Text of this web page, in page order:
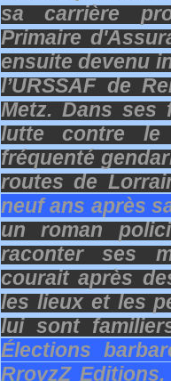
sa carrière
Primaire
ensuite devenu
l’URSSAF de
Metz. Dans
lutte contre le
fréquenté
routes de
neuf ans après
un roman
raconter ses
courait après
les lieux et les
lui sont
Élections
RroyzZ